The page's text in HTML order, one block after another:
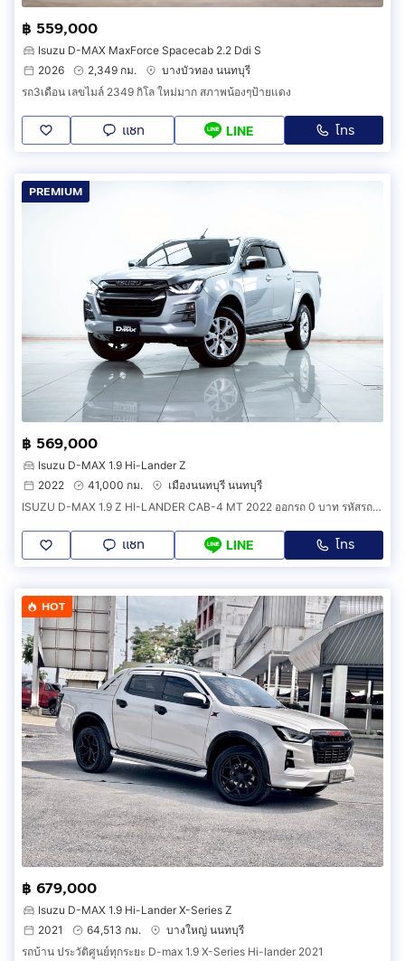
฿ 559,000
Isuzu D-MAX MaxForce Spacecab 2.2 Ddi S
2026
2,349 กม.
บางบัวทอง นนทบุรี
รถ3เดือน เลขไมล์ 2349 กิโล ใหม่มาก สภาพน้องๆป้ายแดง
แชท LINE โทร
PREMIUM
฿ 569,000
Isuzu D-MAX 1.9 Hi-Lander Z
2022
41,000 กม.
เมืองนนทบุรี นนทบุรี
ISUZU D-MAX 1.9 Z HI-LANDER CAB-4 MT 2022 ออกรถ 0 บาท รหัสรถ 2B549
แชท LINE โทร
HOT
฿ 679,000
Isuzu D-MAX 1.9 Hi-Lander X-Series Z
2021
64,513 กม.
บางใหญ่ นนทบุรี
รถบ้าน ประวัติศูนย์ทุกระยะ D-max 1.9 X-Series Hi-lander 2021